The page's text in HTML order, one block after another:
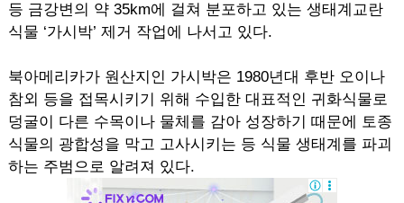
등 금강변의 약 35km에 걸쳐 분포하고 있는 생태계교란
식물 ‘가시박’ 제거 작업에 나서고 있다.
북아메리카가 원산지인 가시박은 1980년대 후반 오이나
참외 등을 접목시키기 위해 수입한 대표적인 귀화식물로
덩굴이 다른 수목이나 물체를 감아 성장하기 때문에 토종
식물의 광합성을 막고 고사시키는 등 식물 생태계를 파괴
하는 주범으로 알려져 있다.